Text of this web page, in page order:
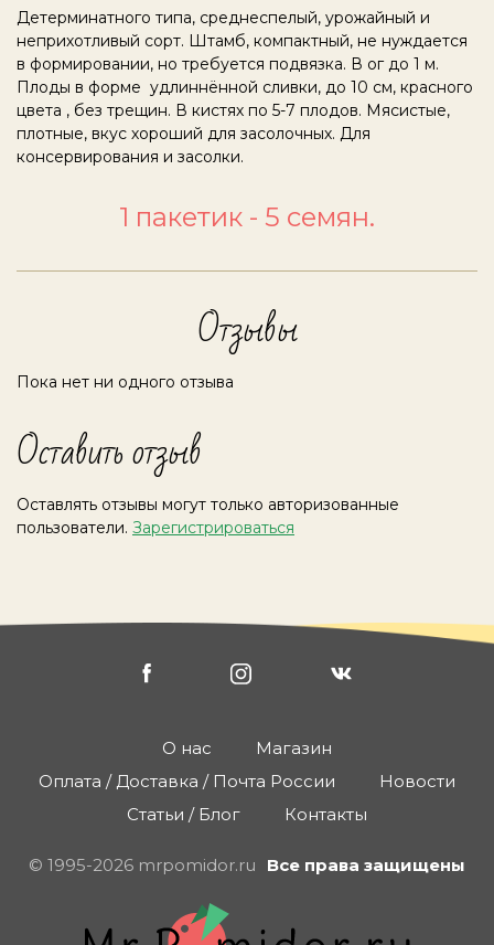
Детерминатного типа, среднеспелый, урожайный и
неприхотливый сорт. Штамб, компактный, не нуждается
в формировании, но требуется подвязка. В ог до 1 м.
Плоды в форме удлиннённой сливки, до 10 см, красного
цвета , без трещин. В кистях по 5-7 плодов. Мясистые,
плотные, вкус хороший для засолочных. Для
консервирования и засолки.
1 пакетик - 5 семян.
Отзывы
Пока нет ни одного отзыва
Оставить отзыв
Оставлять отзывы могут только авторизованные
пользователи. Зарегистрироваться
О нас
Магазин
Оплата / Доставка / Почта России
Новости
Статьи / Блог
Контакты
© 1995-2026 mrpomidor.ru Все права защищены